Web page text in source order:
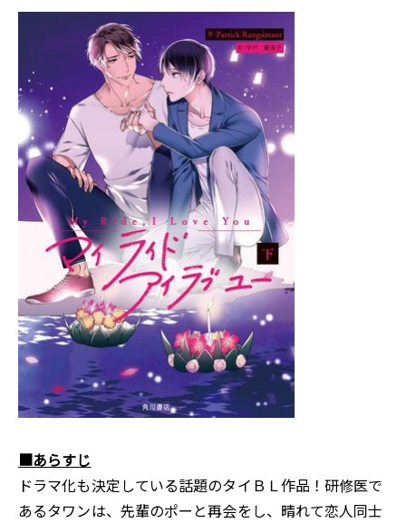
■あらすじ
ドラマ化も決定している話題のタイＢＬ作品！研修医で
あるタワンは、先輩のポーと再会をし、晴れて恋人同士